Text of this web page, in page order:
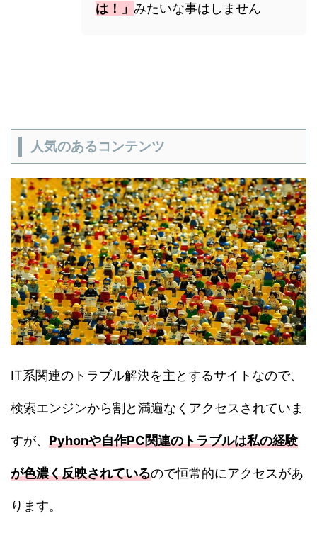
は！」 みたいな事はしません
人気のあるコンテンツ
IT系関連のトラブル解決を主とするサイトなので、
検索エンジンから割と満遍なくアクセスされていま
すが、 Pyhonや自作PC関連のトラブルは私の経験
が色濃く反映されているので恒常的にアクセスがあ
ります。